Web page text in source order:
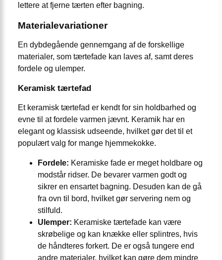
lettere at fjerne tærten efter bagning.
Materialevariationer
En dybdegående gennemgang af de forskellige
materialer, som tærtefade kan laves af, samt deres
fordele og ulemper.
Keramisk tærtefad
Et keramisk tærtefad er kendt for sin holdbarhed og
evne til at fordele varmen jævnt. Keramik har en
elegant og klassisk udseende, hvilket gør det til et
populært valg for mange hjemmekokke.
Fordele: Keramiske fade er meget holdbare og
modstår ridser. De bevarer varmen godt og
sikrer en ensartet bagning. Desuden kan de gå
fra ovn til bord, hvilket gør servering nem og
stilfuld.
Ulemper: Keramiske tærtefade kan være
skrøbelige og kan knække eller splintres, hvis
de håndteres forkert. De er også tungere end
andre materialer, hvilket kan gøre dem mindre